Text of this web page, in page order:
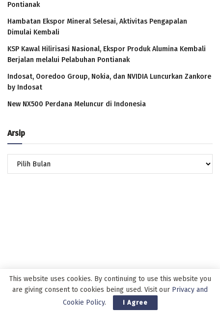
Pontianak
Hambatan Ekspor Mineral Selesai, Aktivitas Pengapalan
Dimulai Kembali
KSP Kawal Hilirisasi Nasional, Ekspor Produk Alumina Kembali
Berjalan melalui Pelabuhan Pontianak
Indosat, Ooredoo Group, Nokia, dan NVIDIA Luncurkan Zankore
by Indosat
New NX500 Perdana Meluncur di Indonesia
Arsip
This website uses cookies. By continuing to use this website you
are giving consent to cookies being used. Visit our Privacy and
Cookie Policy. I Agree